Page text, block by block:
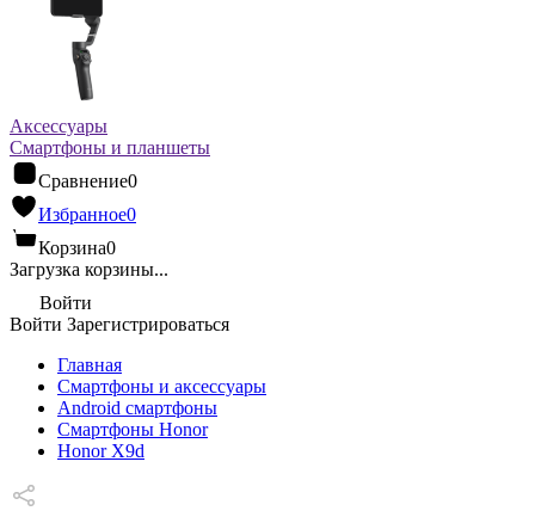
Аксессуары
Смартфоны и планшеты
Сравнение0
Избранное0
Корзина0
Загрузка корзины...
Войти
Войти Зарегистрироваться
Главная
Смартфоны и аксессуары
Android cмартфоны
Смартфоны Honor
Honor X9d